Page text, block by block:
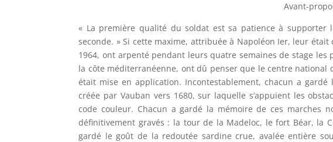
Avant-
« La première qualité du soldat est sa patience à supporter
seconde. » Si cette maxime, attribuée à Napoléon Ier, leur
1964, ont arpenté pendant leurs quatre semaines de stage les
la côte méditerranéenne, ont dû penser que le centre national
était mise en application. Incontestablement, chacun a
créée par Vauban vers 1680, sur laquelle s’appuient les
code couleur. Chacun a gardé la mémoire de ces marches
définitivement gravés : la tour de la Madeloc, le fort Béar, la
gardé le goût de la redoutée sardine crue, avalée entière